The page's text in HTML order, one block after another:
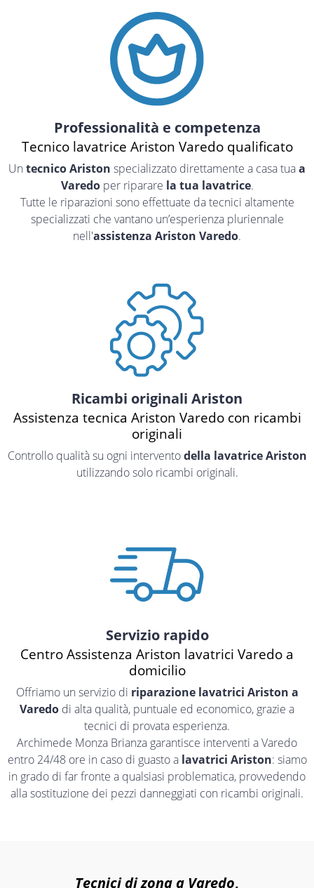
Professionalità e competenza
Tecnico lavatrice Ariston Varedo qualificato
Un tecnico Ariston specializzato direttamente a casa tuaa
Varedoper riparare la tua lavatrice.
Tutte le riparazioni sono effettuate da tecnici altamente
specializzati che vantano un’esperienza pluriennale
nell'assistenza Ariston Varedo.
Ricambi originali Ariston
Assistenza tecnica Ariston Varedo con ricambi
originali
Controllo qualità su ogni interventodella lavatrice Ariston
utilizzando solo ricambi originali.
Servizio rapido
Centro Assistenza Ariston lavatrici Varedo a
domicilio
Offriamo un servizio di riparazione lavatrici Ariston a
Varedo di alta qualità, puntuale ed economico, grazie a
tecnici di provata esperienza.
Archimede Monza Brianza garantisce interventi a Varedo
entro 24/48 ore in caso di guasto a lavatrici Ariston: siamo
in grado di far fronte a qualsiasi problematica, provvedendo
alla sostituzione dei pezzi danneggiati con ricambi originali.
Tecnici di zona a Varedo,